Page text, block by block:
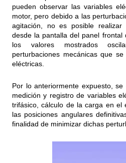
pueden observar las variables
motor, pero debido a las
agitación, no es posible realizar
desde la pantalla del panel frontal
los valores mostrados
perturbaciones mecánicas que
eléctricas.
Por lo anteriormente expuesto,
medición y registro de variables
trifásico, cálculo de la carga en el
las posiciones angulares
finalidad de minimizar dichas